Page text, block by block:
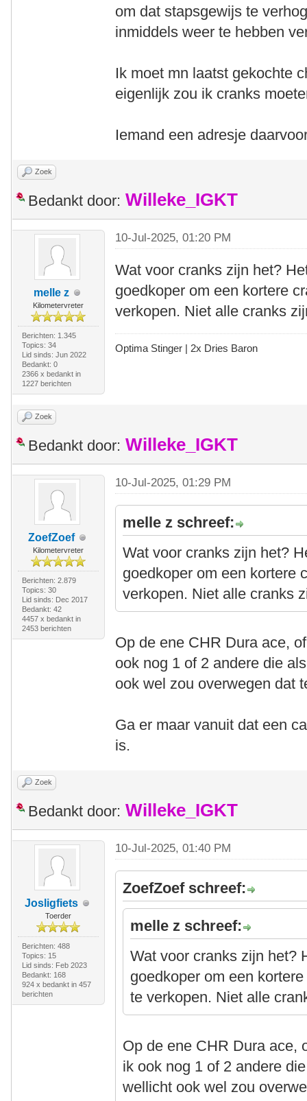
om dat stapsgewijs te
inmiddels weer te hebben
Ik moet mn laatst gekochte
eigenlijk zou ik cranks
Iemand een adresje
Zoek
Bedankt door: Willeke_IGKT
melle z
Kilometervreter
Berichten: 1.345
Topics: 34
Lid sinds: Jun 2022
Bedankt: 0
2366 x bedankt in
1227 berichten
10-Jul-2025, 01:20 PM
Wat voor cranks zijn het?
goedkoper om een kortere
verkopen. Niet alle cranks
Optima Stinger | 2x Dries Baron
Zoek
Bedankt door: Willeke_IGKT
ZoefZoef
Kilometervreter
Berichten: 2.879
Topics: 30
Lid sinds: Dec 2017
Bedankt: 42
4457 x bedankt in
2453 berichten
10-Jul-2025, 01:29 PM
melle z schreef:
Wat voor cranks zijn het?
goedkoper om een kortere
verkopen. Niet alle cranks
Op de ene CHR Dura ace,
ook nog 1 of 2 andere die
ook wel zou overwegen dat
Ga er maar vanuit dat een
is.
Zoek
Bedankt door: Willeke_IGKT
Josligfiets
Toerder
Berichten: 488
Topics: 15
Lid sinds: Feb 2023
Bedankt: 168
924 x bedankt in 457
berichten
10-Jul-2025, 01:40 PM
ZoefZoef schreef:
melle z schreef:
Wat voor cranks zijn het?
goedkoper om een
te verkopen. Niet alle
Op de ene CHR Dura ace,
ik ook nog 1 of 2 andere
wellicht ook wel zou